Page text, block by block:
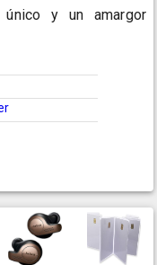
único y un amargor